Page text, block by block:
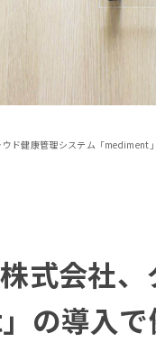
ド健康管理システム「mediment
式会社
の導入